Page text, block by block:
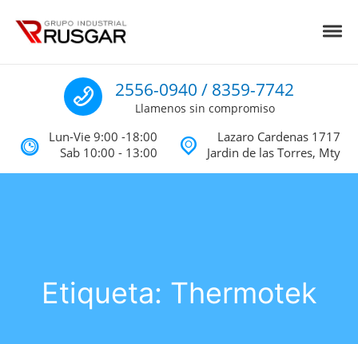
Impermeabilizantes y Aislantes
Llamenos
2556-0940 / 8359-7742
Llamenos sin compromiso
Lun-Vie 9:00 -18:00
Sab 10:00 - 13:00
Lazaro Cardenas 1717
Jardin de las Torres, Mty
Etiqueta: Thermotek